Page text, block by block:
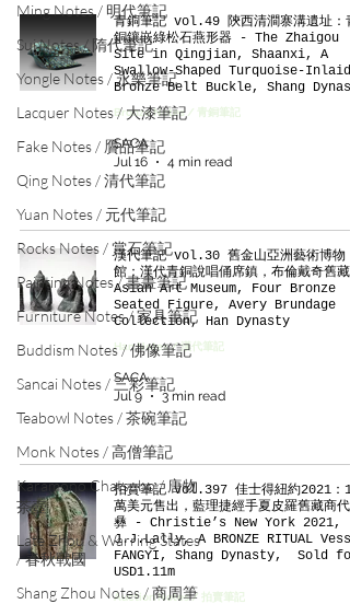
Ming Notes / 明代筆記
Sui Notes / 隋代筆記
Yongle Notes / 永樂筆記
Lacquer Notes / 大漆筆記
Fake Notes / 贗品筆記
Qing Notes / 清代筆記
Yuan Notes / 元代筆記
Rocks Notes / 賞石筆記
Painting Notes / 書畫筆記
Furniture Notes / 家具筆記
Buddism Notes / 佛像筆記
Sancai Notes / 三彩筆記
Teabowl Notes / 茶碗筆記
Monk Notes / 高僧筆記
Karamono Chatsubo / 唐物
茶壺
Late Zhou & Warring States
/ 春秋戰國
Shang Zhou Notes / 商周筆
青銅筆記 vol.49 陝西清澗寨溝遺址：青
銅鑲嵌綠松石燕形器 - The Zhaigou
Site in Qingjian, Shaanxi, A
Swallow-Shaped Turquoise-Inlaid
Bronze Belt Buckle, Shang
Bronze Notes / 青銅筆記
SACA
Jul 16
4 min read
漢代筆記 vol.30 舊金山亞洲藝術博物
館：漢代青銅說唱俑席鎮，布倫戴奇舊
Asian Art Museum, Four Bronze
Seated Figure, Avery Brundage
Collection, Han Dynasty
Han Notes / 漢代筆記
SACA
Jul 9
3 min read
拍賣筆記 vol.397 佳士得紐約2021：
萬美元售出，藍理捷經手夏皮羅舊藏商代
彝 - Christie’s New York 2021,
J.J.Lally, A BRONZE RITUAL
FANGYI, Shang Dynasty, Sold for
USD1.11m
Auction Notes / 拍賣筆記